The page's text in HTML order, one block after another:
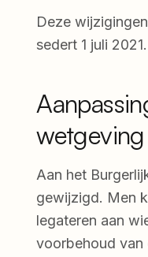
Deze
sedert 1 juli 2021.
wetgeving
Aan het
gewijzigd. Men
legateren aan
voorbehoud van